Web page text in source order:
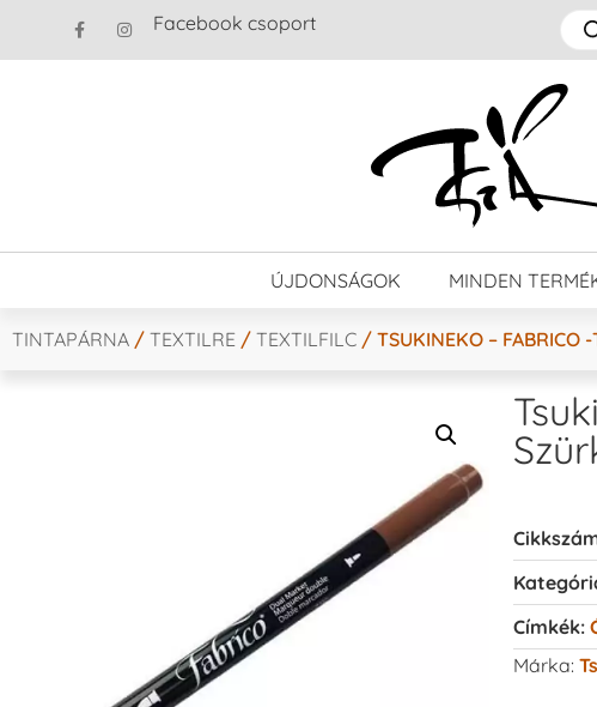
Facebook csoport
ÚJDONSÁGOK MINDEN
TINTAPÁRNA / TEXTILRE / TEXTILFILC / TSUKINEKO – FABRICO
Címkék:
Márka: